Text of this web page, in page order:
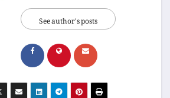
See author's posts